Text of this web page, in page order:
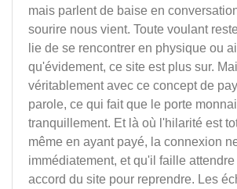
mais parlent de baise en
sourire nous vient. Toute voulant
lie de se rencontrer en physique ou
qu'évidement, ce site est plus sur.
véritablement avec ce concept de
parole, ce qui fait que le porte
tranquillement. Et là où l'hilarité est
même en ayant payé, la connexion
immédiatement, et qu'il faille
accord du site pour reprendre. Les